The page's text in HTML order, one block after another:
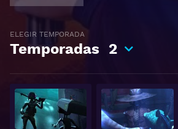
ELEGIR TEMPORADA
Temporadas 2
Ver